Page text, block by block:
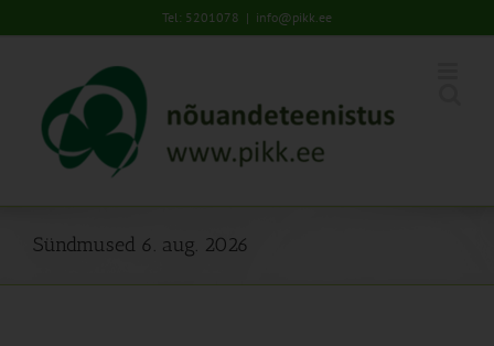
to
Tel: 5201078 | info@pikk.ee
Sündmused 6. aug. 2026